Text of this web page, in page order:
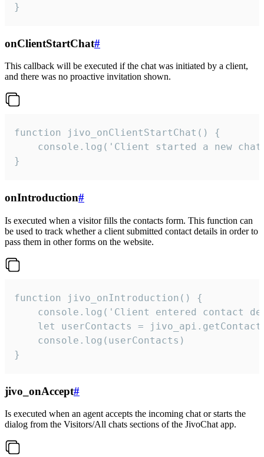
}
onClientStartChat#
This callback will be executed if the chat was initiated by a client,
and there was no proactive invitation shown.
function jivo_onClientStartChat() {
console.log('Client started a new
}
onIntroduction#
Is executed when a visitor fills the contacts form. This function can
be used to track whether a client submitted contact details in order to
pass them in other forms on the website.
function jivo_onIntroduction() {
console.log('Client entered contact
let userContacts =
    console.log(userContacts)
}
jivo_onAccept#
Is executed when an agent accepts the incoming chat or starts the
dialog from the Visitors/All chats sections of the JivoChat app.